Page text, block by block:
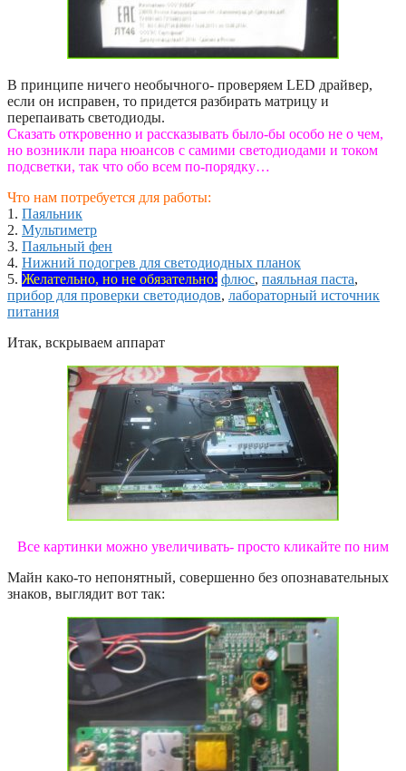
В принципе ничего необычного- проверяем LED драйвер,
если он исправен, то придется разбирать матрицу и
перепаивать светодиоды.
Сказать откровенно и рассказывать было-бы особо не о чем,
но возникли пара нюансов с самими светодиодами и током
подсветки, так что обо всем по-порядку…
Что нам потребуется для работы:
1. Паяльник
2. Мультиметр
3. Паяльный фен
4. Нижний подогрев для светодиодных планок
5. Желательно, но не обязательно: флюс, паяльная паста,
прибор для проверки светодиодов, лабораторный источник
питания
Итак, вскрываем аппарат
Все картинки можно увеличивать- просто кликайте по ним
Майн како-то непонятный, совершенно без опознавательных
знаков, выглядит вот так: